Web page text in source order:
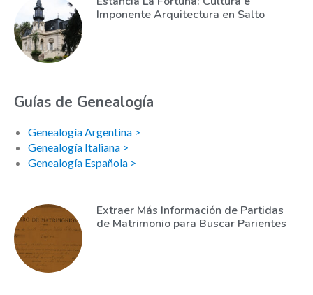
Imponente Arquitectura en Salto
Guías de Genealogía
Genealogía Argentina >
Genealogía Italiana >
Genealogía Española >
Extraer Más Información de Partidas
de Matrimonio para Buscar Parientes